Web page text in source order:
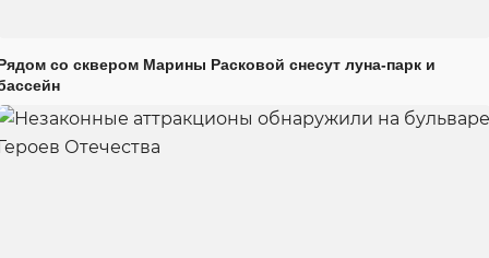
со сквером Марины Расковой снесут луна-парк и